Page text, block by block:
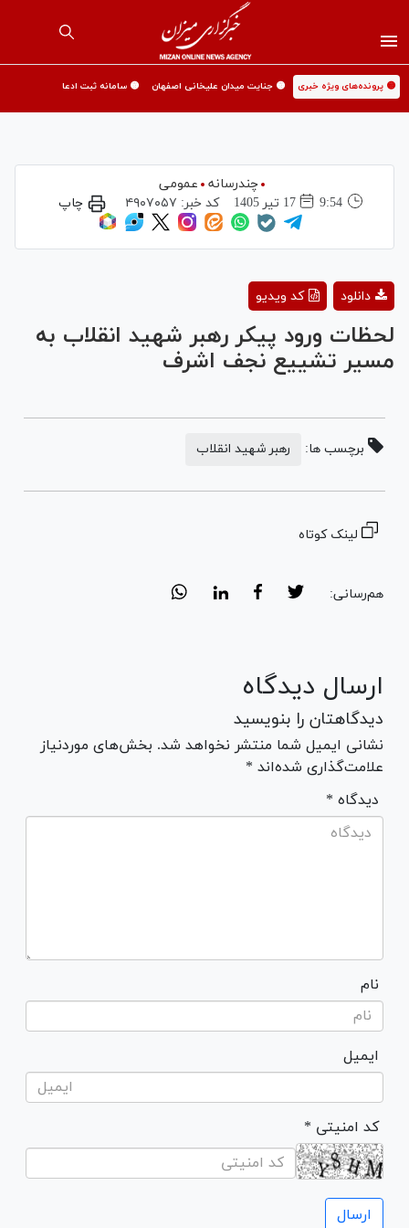
🟡 پرونده‌های ویژه خبری 🟡 جنایت میدان علیخانی اصفهان 🟡 سامانه ثبت ادعا
چندرسانه
عمومی
9:54
17 تير 1405 کد خبر: ۴۹۰۷۰۵۷ چاپ
Video
کد ویدیو دانلود
لحظات ورود پیکر رهبر شهید انقلاب به
مسیر تشییع نجف اشرف
برچسب ها: رهبر شهید انقلاب
لینک کوتاه
هم‌رسانی:
ارسال دیدگاه
دیدگاهتان را بنویسید
نشانی ایمیل شما منتشر نخواهد شد. بخش‌های موردنیاز
علامت‌گذاری شده‌اند *
* دیدگاه
نام
ایمیل
* کد امنیتی